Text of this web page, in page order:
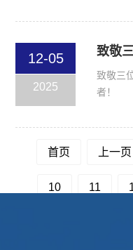
12-05
2025
致敬三
者！
首页 上一页
10 11